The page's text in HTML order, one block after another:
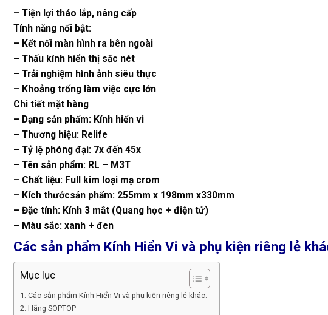
– Tiện lợi tháo lắp, nâng cấp
Tính năng nổi bật:
– Kết nối màn hình ra bên ngoài
– Thấu kính hiển thị săc nét
– Trải nghiệm hình ảnh siêu thực
– Khoảng trống làm việc cực lớn
Chi tiết mặt hàng
– Dạng sản phẩm: Kính hiển vi
– Thương hiệu: Relife
– Tỷ lệ phóng đại: 7x đến 45x
– Tên sản phẩm: RL – M3T
– Chất liệu: Full kim loại mạ crom
– Kích thướcsản phẩm: 255mm x 198mm x330mm
– Đặc tính: Kính 3 mắt (Quang học + điện tử)
– Màu sắc: xanh + đen
Các sản phẩm Kính Hiển Vi và phụ kiện riêng lẻ
Mục lục
Các sản phẩm Kính Hiển Vi và phụ kiện riêng lẻ khác:
Hãng SOPTOP